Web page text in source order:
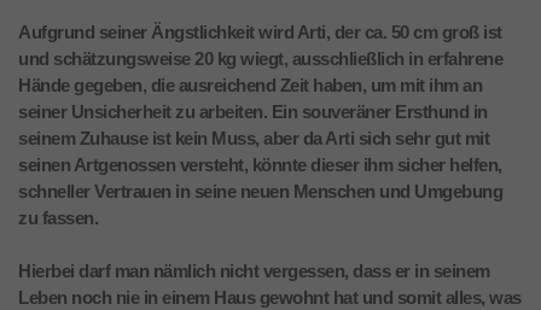
Aufgrund seiner Ängstlichkeit wird Arti, der ca. 50 cm groß ist
und schätzungsweise 20 kg wiegt, ausschließlich in erfahrene
Hände gegeben, die ausreichend Zeit haben, um mit ihm an
seiner Unsicherheit zu arbeiten. Ein souveräner Ersthund in
seinem Zuhause ist kein Muss, aber da Arti sich sehr gut mit
seinen Artgenossen versteht, könnte dieser ihm sicher helfen,
schneller Vertrauen in seine neuen Menschen und Umgebung
zu fassen.
Hierbei darf man nämlich nicht vergessen, dass er in seinem
Leben noch nie in einem Haus gewohnt hat und somit alles, was